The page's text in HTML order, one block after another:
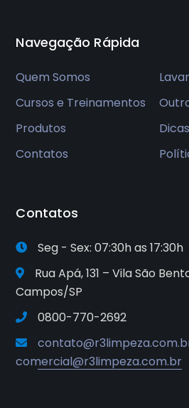
Navegação Rápida
Quem Somos
Cursos e Treinamentos
Produtos
Dicas
Contatos
Contatos
Seg - Sex: 07:30h as 17:30h
Rua Apá, 131 – Vila São
Campos/SP
0800-770-2692
comercial@r3limpeza.com.br